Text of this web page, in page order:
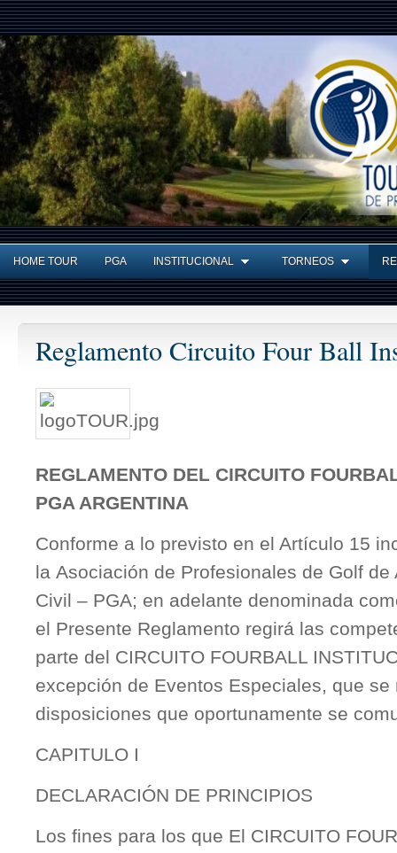
HOME TOUR PGA INSTITUCIONAL TORNEOS
Reglamento Circuito Four Ball
REGLAMENTO DEL CIRCUITO
PGA ARGENTINA
Conforme a lo previsto en el Artículo 15
la Asociación de Profesionales de Golf
Civil – PGA; en adelante denominada
el Presente Reglamento regirá las
parte del CIRCUITO FOURBALL
excepción de Eventos Especiales, que se
disposiciones que oportunamente se
CAPITULO I
DECLARACIÓN DE PRINCIPIOS
Los fines para los que El CIRCUITO